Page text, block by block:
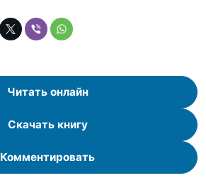
Читать онлайн
Скачать книгу
Комментировать